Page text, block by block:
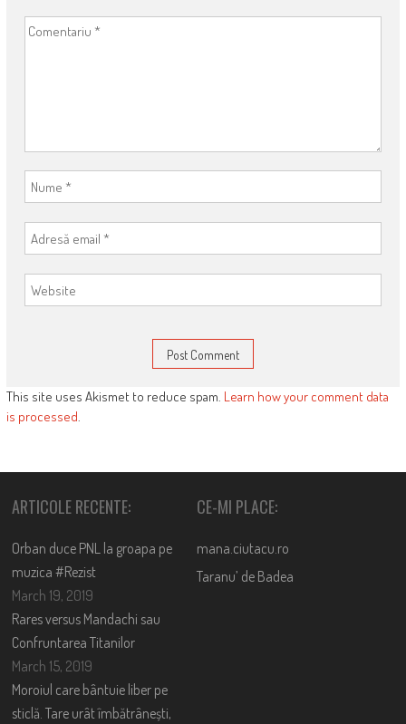
This site uses Akismet to reduce spam. Learn how your comment data
is processed.
ARTICOLE RECENTE:
Orban duce PNL la groapa pe
muzica #Rezist
March 19, 2019
Rares versus Mandachi sau
Confruntarea Titanilor
March 15, 2019
Moroiul care bântuie liber pe
sticlă. Tare urât îmbătrânești,
CE-MI PLACE:
mana.ciutacu.ro
Taranu’ de Badea